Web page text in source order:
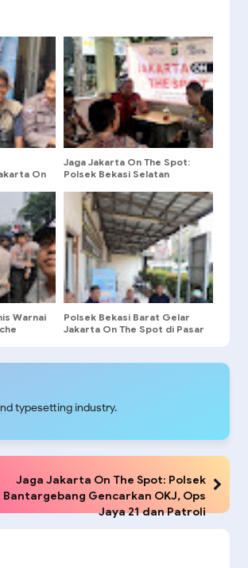
On
Jaga Jakarta On The Spot:
Polsek Bekasi Selatan
Kedekatan Dengan Warga
Warnai
Polsek Bekasi Barat Gelar
Jakarta On The Spot di Pasar
Online
typesetting industry.
Jaga Jakarta On The Spot: Polsek
Bantargebang Gencarkan OKJ, Ops
Jaya 21 dan Patroli